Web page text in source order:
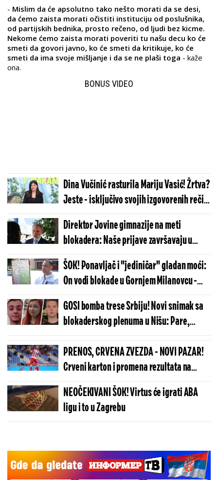
- Mislim da će apsolutno tako nešto morati da se desi,
da ćemo zaista morati očistiti instituciju od poslušnika,
od partijskih bednika, prosto rečeno, od ljudi bez kicme.
Nekome ćemo zaista morati poveriti tu našu decu ko će
smeti da govori javno, ko će smeti da kritikuje, ko će
smeti da ima svoje mišljanje i da se ne plaši toga - kaže
ona.
BONUS VIDEO
Dina Vučinić rasturila Mariju Vasić! Žrtva?
Jeste - isključivo svojih izgovorenih reči,
dela i misli!
Direktor Jovine gimnazije na meti
blokadera: Naše prijave završavaju u
fioci, očekujem da Tužilaštvo reaguje!
ŠOK! Ponavljač i "jediničar" gladan moći:
On vodi blokade u Gornjem Milanovcu -
građani da li možete da mu verujete?!
GOSI bomba trese Srbiju! Novi snimak sa
blokaderskog plenuma u Nišu: Pare,
sankcije, glasanje... (VIDEO)
PRENOS, CRVENA ZVEZDA - NOVI PAZAR!
Crveni karton i promena rezultata na
Marakani! (VIDEO)
NEOČEKIVANI ŠOK! Virtus će igrati ABA
ligu i to u Zagrebu